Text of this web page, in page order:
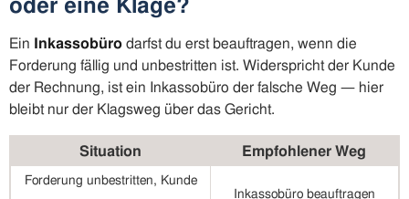
oder eine Klage?
Ein Inkassobüro darfst du erst beauftragen, wenn die
Forderung fällig und unbestritten ist. Widerspricht der Kunde
der Rechnung, ist ein Inkassobüro der falsche Weg — hier
bleibt nur der Klagsweg über das Gericht.
Situation Empfohlener Weg
Forderung unbestritten, Kunde
Inkassobüro beauftragen